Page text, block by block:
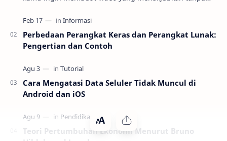
editin…
Perbedaan Perangkat Keras dan Perangkat Lunak:
Pengertian dan Contoh
Cara Mengatasi Data Seluler Tidak Muncul di
Android dan iOS
Teori Pertumbuhan Ekonomi Menurut Bruno